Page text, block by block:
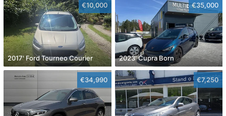
€10,000
2017' Ford Tourneo Courier
€35,000
2023' Cupra Born
€34,990 €7,250